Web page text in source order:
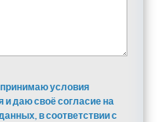
принимаю условия
и даю своё согласие на
в соответствии с